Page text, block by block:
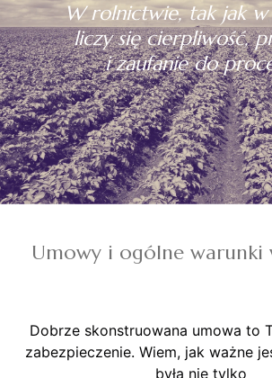
W rolnictwie, tak jak w
liczy się cierpliwość,
i zaufanie do
Umowy i ogólne warunki
Dobrze skonstruowana umowa to
zabezpieczenie. Wiem, jak ważne
była nie tylko